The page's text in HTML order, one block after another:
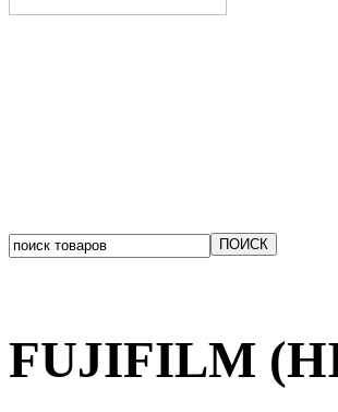
FUJIFILM